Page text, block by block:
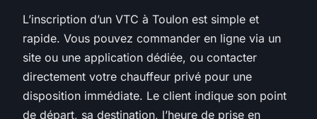
L’inscription d’un VTC à Toulon est simple et
rapide. Vous pouvez commander en ligne via un
site ou une application dédiée, ou contacter
directement votre chauffeur privé pour une
disposition immédiate. Le client indique son point
de départ, sa destination, l’heure de prise en